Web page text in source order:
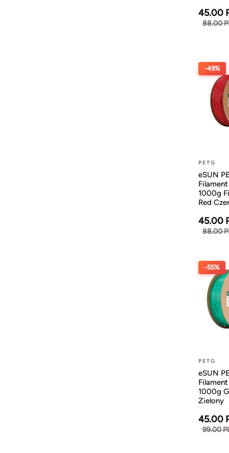
45.00
88.00
-49%
PETG
eSUN
1000g
Red
45.00
88.00
-55%
PETG
eSUN
1000g
Zielony
45.00
99.00